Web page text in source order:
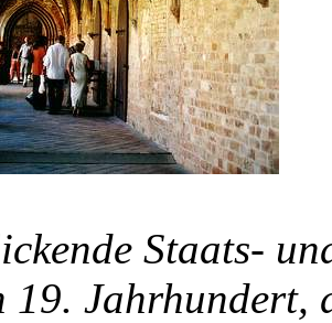
Staats-
19. Jahrhundert,